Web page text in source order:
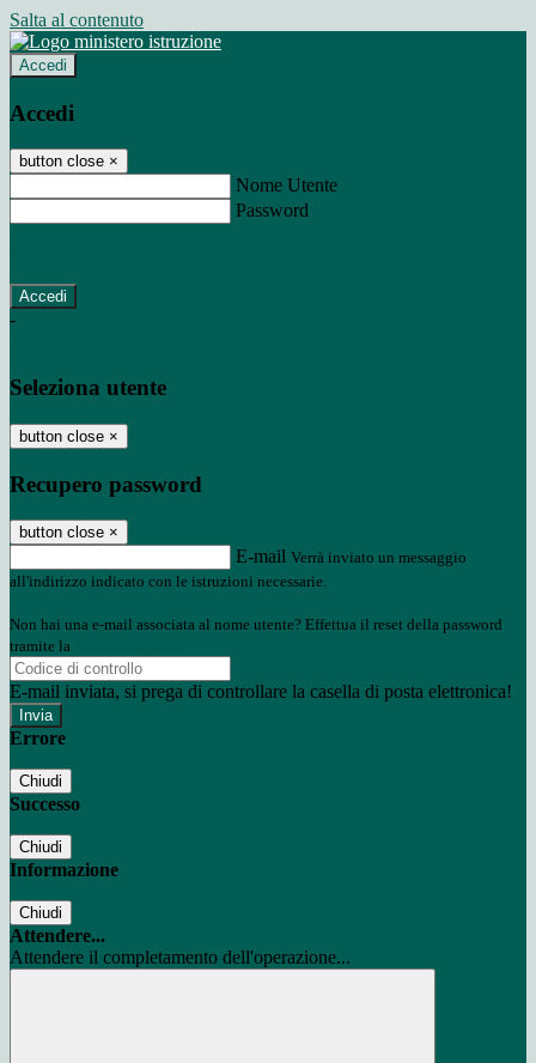
Salta al contenuto
Accedi
Accedi
button close ×
Nome Utente
Password
-
Seleziona utente
button close ×
Recupero password
button close ×
E-mail Verrà inviato un messaggio
all'indirizzo indicato con le istruzioni necessarie.
Non hai una e-mail associata al nome utente? Effettua il reset della password
tramite la
E-mail inviata, si prega di controllare la casella di posta elettronica!
Errore
Chiudi
Successo
Chiudi
Informazione
Chiudi
Attendere...
Attendere il completamento dell'operazione...